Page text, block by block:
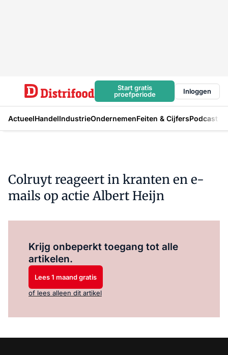
Start gratis
proefperiode
Inloggen
ActueelHandelIndustrieOndernemenFeiten & CijfersPodcast
Colruyt reageert in kranten en e-
mails op actie Albert Heijn
Krijg onbeperkt toegang tot alle
artikelen.
Lees 1 maand gratis
of lees alleen dit artikel